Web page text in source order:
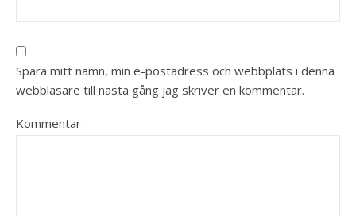
Spara mitt namn, min e-postadress och webbplats i denna
webbläsare till nästa gång jag skriver en kommentar.
Kommentar